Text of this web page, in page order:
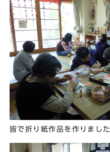
皆で折り紙作品を作りました